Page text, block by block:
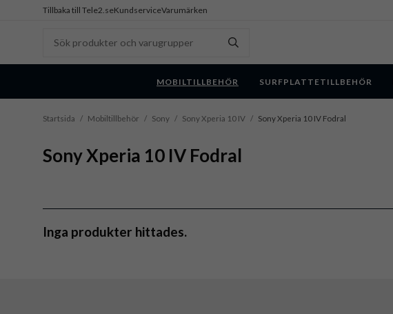
Tillbaka till Tele2.seKundserviceVarumärken
MOBILTILLBEHÖR SURFPLATTETILLBEHÖR
Startsida / Mobiltillbehör / Sony / Sony Xperia 10 IV / Sony Xperia 10 IV Fodral
Sony Xperia 10 IV Fodral
Inga produkter hittades.